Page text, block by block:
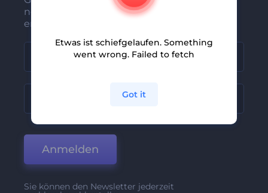
neuesten Nachrichten und Angebote
erhalten
Anmelden
Sie können den Newsletter jederzeit
Etwas ist schiefgelaufen. Something
went wrong. Failed to fetch
Got it